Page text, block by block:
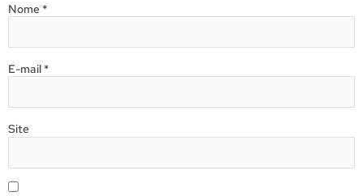
Nome *
E-mail *
Site